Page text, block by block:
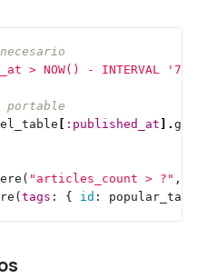
> NOW() - INTERVAL '7
portable
[ :published_at ]. gt(
"articles_count > ?" ,
tags : { id